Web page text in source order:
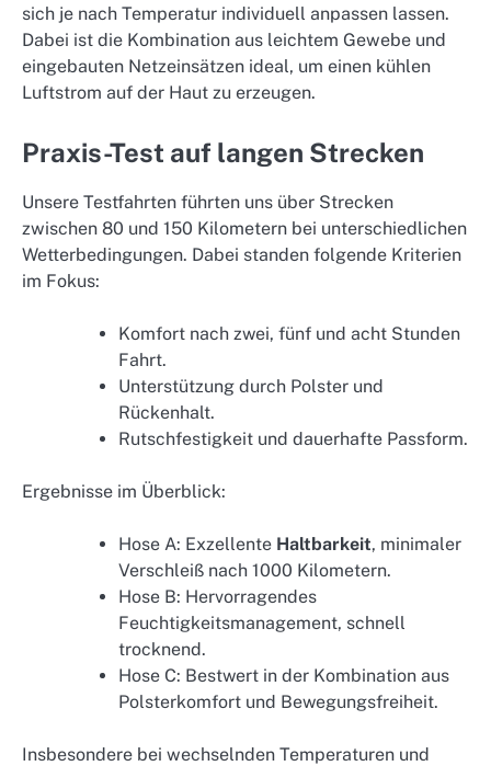
sich je nach Temperatur individuell anpassen lassen.
Dabei ist die Kombination aus leichtem Gewebe und
eingebauten Netzeinsätzen ideal, um einen kühlen
Luftstrom auf der Haut zu erzeugen.
Praxis-Test auf langen Strecken
Unsere Testfahrten führten uns über Strecken
zwischen 80 und 150 Kilometern bei unterschiedlichen
Wetterbedingungen. Dabei standen folgende Kriterien
im Fokus:
Komfort nach zwei, fünf und acht Stunden
Fahrt.
Unterstützung durch Polster und
Rückenhalt.
Rutschfestigkeit und dauerhafte Passform.
Ergebnisse im Überblick:
Hose A: Exzellente Haltbarkeit, minimaler
Verschleiß nach 1000 Kilometern.
Hose B: Hervorragendes
Feuchtigkeitsmanagement, schnell
trocknend.
Hose C: Bestwert in der Kombination aus
Polsterkomfort und Bewegungsfreiheit.
Insbesondere bei wechselnden Temperaturen und